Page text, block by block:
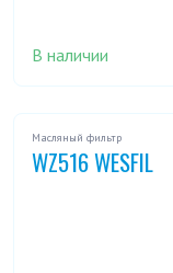
В наличии
Масляный фильтр
WZ516 WESFIL